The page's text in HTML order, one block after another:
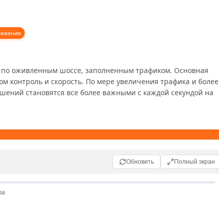
по оживленным шоссе, заполненным трафиком. Основная
контроль и скорость. По мере увеличения трафика и более
становятся все более важными с каждой секундой на
Обновить Полный экран